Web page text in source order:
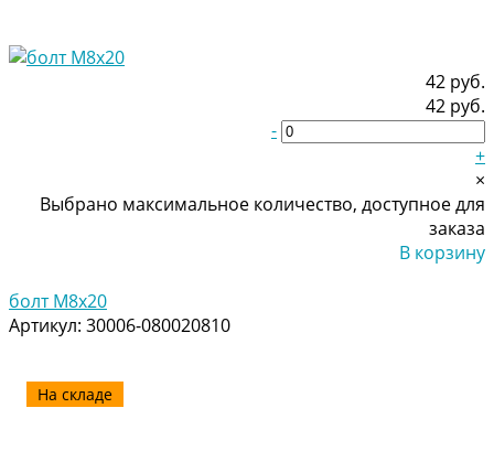
42 руб.
42 руб.
-
+
×
Выбрано максимальное количество, доступное для
заказа
В корзину
болт M8x20
Артикул: 30006-080020810
На складе